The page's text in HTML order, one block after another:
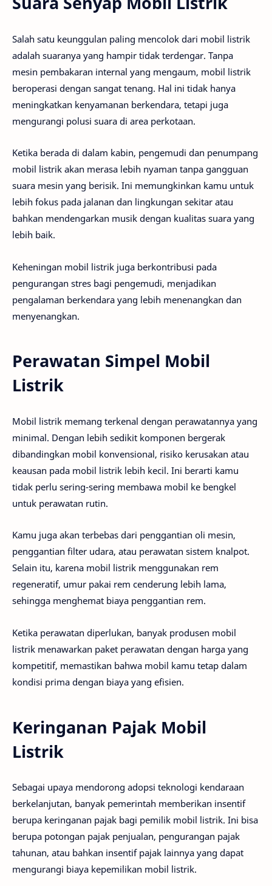
Salah satu keunggulan paling mencolok dari mobil listrik
adalah suaranya yang hampir tidak terdengar. Tanpa
mesin pembakaran internal yang mengaum, mobil listrik
beroperasi dengan sangat tenang. Hal ini tidak hanya
meningkatkan kenyamanan berkendara, tetapi juga
mengurangi polusi suara di area perkotaan.
Ketika berada di dalam kabin, pengemudi dan penumpang
mobil listrik akan merasa lebih nyaman tanpa gangguan
suara mesin yang berisik. Ini memungkinkan kamu untuk
lebih fokus pada jalanan dan lingkungan sekitar atau
bahkan mendengarkan musik dengan kualitas suara yang
lebih baik.
Keheningan mobil listrik juga berkontribusi pada
pengurangan stres bagi pengemudi, menjadikan
pengalaman berkendara yang lebih menenangkan dan
menyenangkan.
Perawatan Simpel Mobil
Listrik
Mobil listrik memang terkenal dengan perawatannya yang
minimal. Dengan lebih sedikit komponen bergerak
dibandingkan mobil konvensional, risiko kerusakan atau
keausan pada mobil listrik lebih kecil. Ini berarti kamu
tidak perlu sering-sering membawa mobil ke bengkel
untuk perawatan rutin.
Kamu juga akan terbebas dari penggantian oli mesin,
penggantian filter udara, atau perawatan sistem knalpot.
Selain itu, karena mobil listrik menggunakan rem
regeneratif, umur pakai rem cenderung lebih lama,
sehingga menghemat biaya penggantian rem.
Ketika perawatan diperlukan, banyak produsen mobil
listrik menawarkan paket perawatan dengan harga yang
kompetitif, memastikan bahwa mobil kamu tetap dalam
kondisi prima dengan biaya yang efisien.
Keringanan Pajak Mobil
Listrik
Sebagai upaya mendorong adopsi teknologi kendaraan
berkelanjutan, banyak pemerintah memberikan insentif
berupa keringanan pajak bagi pemilik mobil listrik. Ini bisa
berupa potongan pajak penjualan, pengurangan pajak
tahunan, atau bahkan insentif pajak lainnya yang dapat
mengurangi biaya kepemilikan mobil listrik.